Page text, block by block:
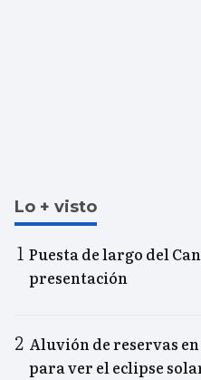
Lo + visto
Puesta de largo del
presentación
Aluvión de reservas
para ver el eclipse